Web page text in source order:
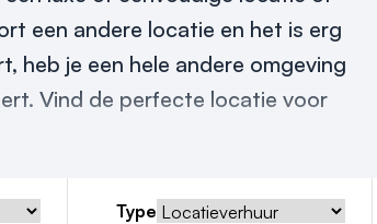
een andere locatie en het is erg
heb je een hele andere omgeving
Vind de perfecte locatie voor
Type